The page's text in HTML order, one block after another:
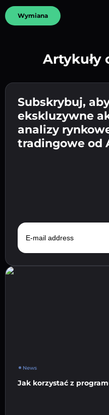
Wpisz adres
kryptowalutowego
kroku.
Potwierdź swoją
ostatniego kroku.
Wyślij depozyt 👉
walutę fiat w swoim
Wymiana
Artykuły
Subskrybuj,
ekskluzywne
analizy
tradingowe od
E-mail address
News
Jak korzystać z